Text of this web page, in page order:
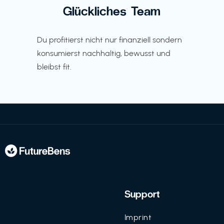
Glückliches Team
Du profitierst nicht nur finanziell sondern
konsumierst nachhaltig, bewusst und
bleibst fit.
Support
Imprint